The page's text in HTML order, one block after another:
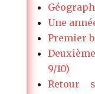
Une
Premier
9/10)
Retour